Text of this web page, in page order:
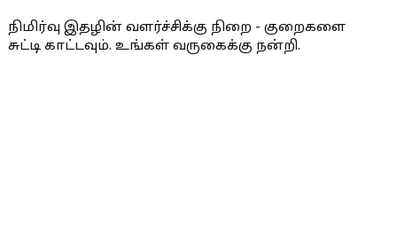
நிமிர்வு இதழின் வளர்ச்சிக்கு நிறை - குறைகளை
சுட்டி காட்டவும். உங்கள் வருகைக்கு நன்றி.